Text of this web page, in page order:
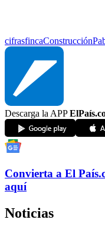
cifrasfincaConstrucción
Descarga la APP
Convierta a El País
aquí
Noticias